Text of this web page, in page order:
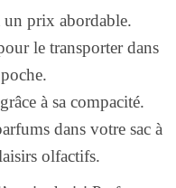
un prix abordable.
le transporter dans
à sa compacité.
dans votre sac à
olfactifs.